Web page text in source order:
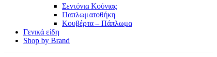
Σεντόνια Κούνιας
Παπλωματοθήκη
Κουβέρτα – Πάπλωμα
Γενικά είδη
Shop by Brand